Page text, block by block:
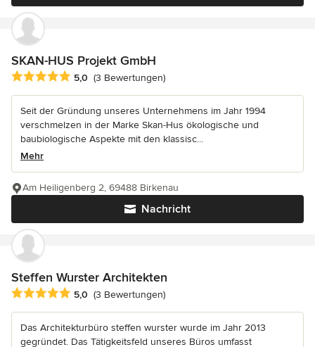
SKAN-HUS Projekt GmbH
Durchschnittliche Bewertung: 5 von 5 Sternen
5,0 (3 Bewertungen)
Seit der Gründung unseres Unternehmens im Jahr 1994
verschmelzen in der Marke Skan-Hus ökologische und
baubiologische Aspekte mit den klassisc...
Mehr
Nachricht
Am Heiligenberg 2, 69488 Birkenau
Steffen Wurster Architekten
Durchschnittliche Bewertung: 5 von 5 Sternen
5,0 (3 Bewertungen)
Das Architekturbüro steffen wurster wurde im Jahr 2013
gegründet. Das Tätigkeitsfeld unseres Büros umfasst